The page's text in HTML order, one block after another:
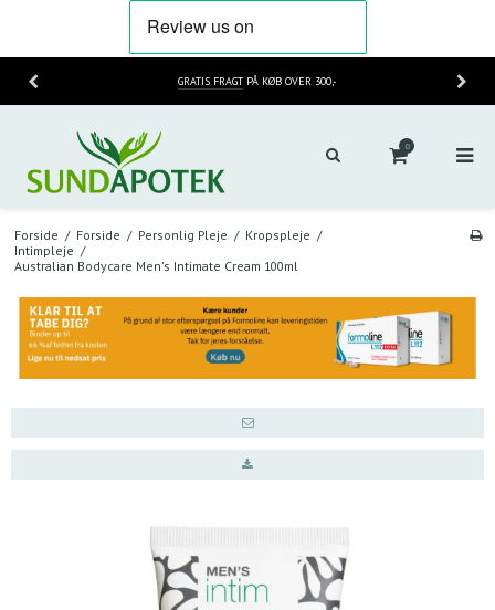
GRATIS FRAGT PÅ KØB OVER 300,-
0
Forside / Forside / Personlig Pleje / Kropspleje /
Intimpleje /
Australian Bodycare Men's Intimate Cream 100ml